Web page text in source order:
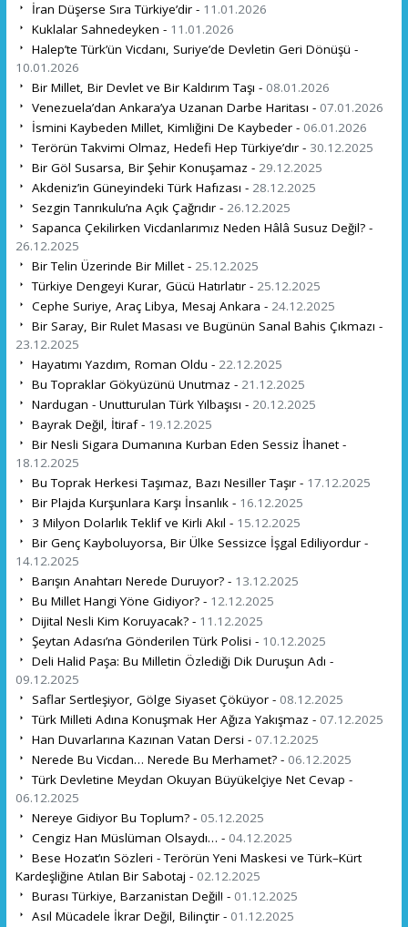
İran Düşerse Sıra Türkiye’dir - 11.01.2026
Kuklalar Sahnedeyken - 11.01.2026
Halep’te Türk’ün Vicdanı, Suriye’de Devletin Geri Dönüşü -
10.01.2026
Bir Millet, Bir Devlet ve Bir Kaldırım Taşı - 08.01.2026
Venezuela’dan Ankara’ya Uzanan Darbe Haritası - 07.01.2026
İsmini Kaybeden Millet, Kimliğini De Kaybeder - 06.01.2026
Terörün Takvimi Olmaz, Hedefi Hep Türkiye’dır - 30.12.2025
Bir Göl Susarsa, Bir Şehir Konuşamaz - 29.12.2025
Akdeniz’in Güneyindeki Türk Hafızası - 28.12.2025
Sezgin Tanrıkulu’na Açık Çağrıdır - 26.12.2025
Sapanca Çekilirken Vicdanlarımız Neden Hâlâ Susuz Değil? -
26.12.2025
Bir Telin Üzerinde Bir Millet - 25.12.2025
Türkiye Dengeyi Kurar, Gücü Hatırlatır - 25.12.2025
Cephe Suriye, Araç Libya, Mesaj Ankara - 24.12.2025
Bir Saray, Bir Rulet Masası ve Bugünün Sanal Bahis Çıkmazı -
23.12.2025
Hayatımı Yazdım, Roman Oldu - 22.12.2025
Bu Topraklar Gökyüzünü Unutmaz - 21.12.2025
Nardugan - Unutturulan Türk Yılbaşısı - 20.12.2025
Bayrak Değil, İtiraf - 19.12.2025
Bir Nesli Sigara Dumanına Kurban Eden Sessiz İhanet -
18.12.2025
Bu Toprak Herkesi Taşımaz, Bazı Nesiller Taşır - 17.12.2025
Bir Plajda Kurşunlara Karşı İnsanlık - 16.12.2025
3 Milyon Dolarlık Teklif ve Kirli Akıl - 15.12.2025
Bir Genç Kayboluyorsa, Bir Ülke Sessizce İşgal Ediliyordur -
14.12.2025
Barışın Anahtarı Nerede Duruyor? - 13.12.2025
Bu Millet Hangi Yöne Gidiyor? - 12.12.2025
Dijital Nesli Kim Koruyacak? - 11.12.2025
Şeytan Adası’na Gönderilen Türk Polisi - 10.12.2025
Deli Halid Paşa: Bu Milletin Özlediği Dik Duruşun Adı -
09.12.2025
Saflar Sertleşiyor, Gölge Siyaset Çöküyor - 08.12.2025
Türk Milleti Adına Konuşmak Her Ağıza Yakışmaz - 07.12.2025
Han Duvarlarına Kazınan Vatan Dersi - 07.12.2025
Nerede Bu Vicdan… Nerede Bu Merhamet? - 06.12.2025
Türk Devletine Meydan Okuyan Büyükelçiye Net Cevap -
06.12.2025
Nereye Gidiyor Bu Toplum? - 05.12.2025
Cengiz Han Müslüman Olsaydı… - 04.12.2025
Bese Hozat’ın Sözleri - Terörün Yeni Maskesi ve Türk–Kürt
Kardeşliğine Atılan Bir Sabotaj - 02.12.2025
Burası Türkiye, Barzanistan Değil! - 01.12.2025
Asıl Mücadele İkrar Değil, Bilinçtir - 01.12.2025